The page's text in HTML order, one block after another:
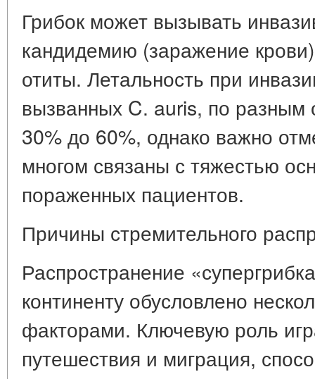
Грибок может вызывать
кандидемию (заражение
отиты. Летальность при
вызванных C. auris, по разным
30% до 60%, однако важно
многом связаны с тяжестью
пораженных пациентов.
Причины стремительного
Распространение
континенту обусловлено
факторами. Ключевую роль
путешествия и миграция,